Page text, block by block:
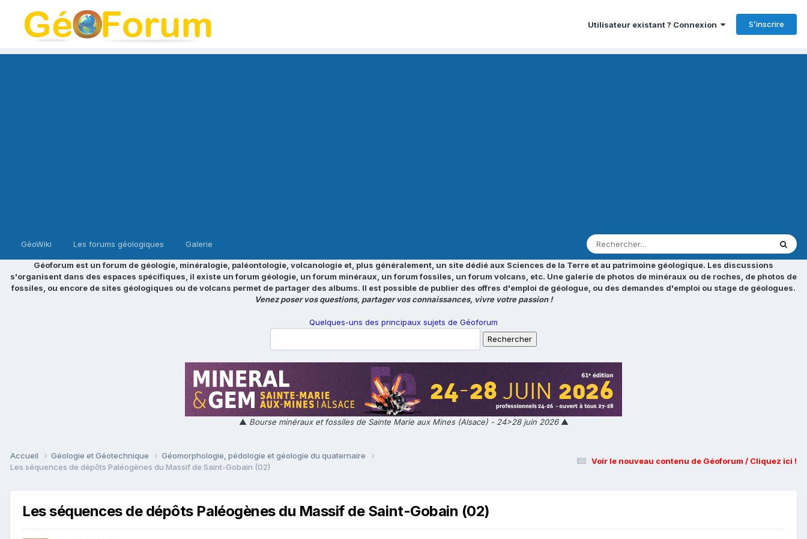
Utilisateur existant ? Connexion S’inscrire
GéoWiki Les forums géologiques Galerie
Géoforum est un forum de géologie, minéralogie, paléontologie, volcanologie et, plus généralement, un site dédié aux Sciences de la Terre et au patrimoine géologique. Les discussions
s'organisent dans des espaces spécifiques, il existe un forum géologie, un forum minéraux, un forum fossiles, un forum volcans, etc. Une galerie de photos de minéraux ou de roches, de photos de
fossiles, ou encore de sites géologiques ou de volcans permet de partager des albums. Il est possible de publier des offres d'emploi de géologue, ou des demandes d'emploi ou stage de géologues.
Venez poser vos questions, partager vos connaissances, vivre votre passion !
Quelques-uns des principaux sujets de Géoforum
▲ Bourse minéraux et fossiles de Sainte Marie aux Mines (Alsace) - 24>28 juin 2026▲
Voir le nouveau contenu de Géoforum / Cliquez ici !
Accueil Géologie et Géotechnique
Géomorphologie, pédologie et géologie du quaternaire
Les séquences de dépôts Paléogènes du Massif de Saint-Gobain (02)
Les séquences de dépôts Paléogènes du Massif de Saint-Gobain (02)